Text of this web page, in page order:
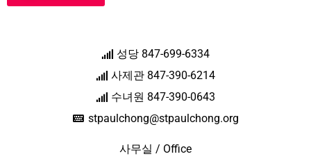
성당 847-699-6334
사제관 847-390-6214
수녀원 847-390-0643
stpaulchong@stpaulchong.org
사무실 / Office